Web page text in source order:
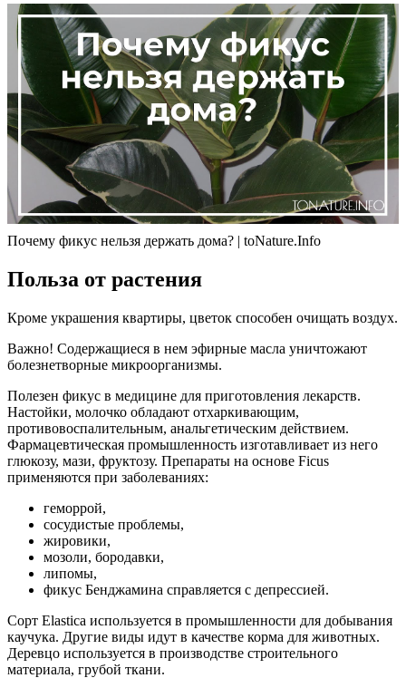
Почему фикус нельзя держать дома? | toNature.Info
Польза от растения
Кроме украшения квартиры, цветок способен очищать воздух.
Важно! Содержащиеся в нем эфирные масла уничтожают
болезнетворные микроорганизмы.
Полезен фикус в медицине для приготовления лекарств.
Настойки, молочко обладают отхаркивающим,
противовоспалительным, анальгетическим действием.
Фармацевтическая промышленность изготавливает из него
глюкозу, мази, фруктозу. Препараты на основе Ficus
применяются при заболеваниях:
геморрой,
сосудистые проблемы,
жировики,
мозоли, бородавки,
липомы,
фикус Бенджамина справляется с депрессией.
Сорт Elastica используется в промышленности для добывания
каучука. Другие виды идут в качестве корма для животных.
Деревцо используется в производстве строительного
материала, грубой ткани.